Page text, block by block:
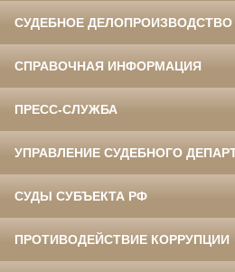
СУДЕБНОЕ ДЕЛОПРОИЗВОДСТВО
СПРАВОЧНАЯ ИНФОРМАЦИЯ
ПРЕСС-СЛУЖБА
УПРАВЛЕНИЕ СУДЕБНОГО
СУДЫ СУБЪЕКТА РФ
ПРОТИВОДЕЙСТВИЕ КОРРУПЦИИ